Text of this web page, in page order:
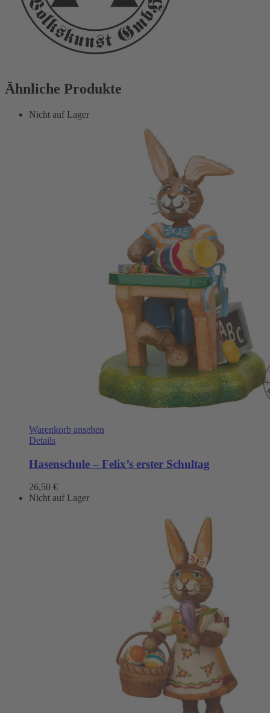
Ähnliche Produkte
Nicht auf Lager
Warenkorb ansehen
Details
Hasenschule – Felix’s erster Schultag
26,50 €
Nicht auf Lager